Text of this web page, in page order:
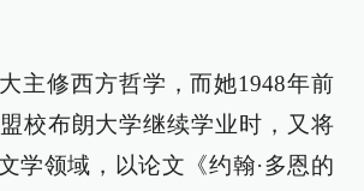
主修西方哲学，而她1948年前
校布朗大学继续学业时，又将
学领域，以论文《约翰·多恩的